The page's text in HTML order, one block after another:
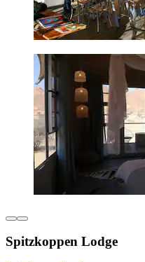
Spitzkoppen Lodge